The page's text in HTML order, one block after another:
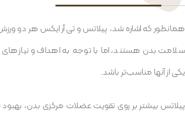
همانطور که اشاره شد، پیلاتس و تی آر ایکس هر دو
سلامت بدن هستند، اما با توجه به اهداف و
یکی از آنها مناسب‌تر باشد.
پیلاتس بیشتر بر روی تقویت عضلات مرکزی بدن،